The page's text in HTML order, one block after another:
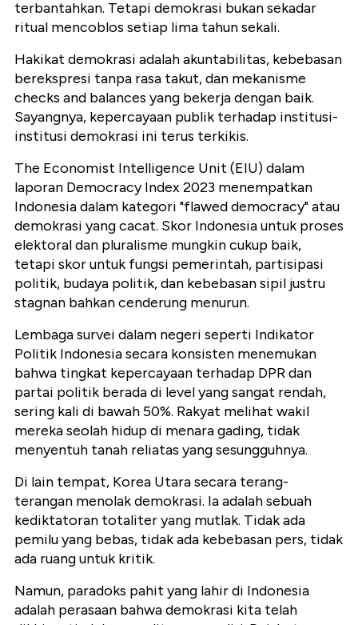
terbantahkan. Tetapi demokrasi bukan sekadar
ritual mencoblos setiap lima tahun sekali.
Hakikat demokrasi adalah akuntabilitas, kebebasan
berekspresi tanpa rasa takut, dan mekanisme
checks and balances yang bekerja dengan baik.
Sayangnya, kepercayaan publik terhadap institusi-
institusi demokrasi ini terus terkikis.
The Economist Intelligence Unit (EIU) dalam
laporan Democracy Index 2023 menempatkan
Indonesia dalam kategori "flawed democracy" atau
demokrasi yang cacat. Skor Indonesia untuk proses
elektoral dan pluralisme mungkin cukup baik,
tetapi skor untuk fungsi pemerintah, partisipasi
politik, budaya politik, dan kebebasan sipil justru
stagnan bahkan cenderung menurun.
Lembaga survei dalam negeri seperti Indikator
Politik Indonesia secara konsisten menemukan
bahwa tingkat kepercayaan terhadap DPR dan
partai politik berada di level yang sangat rendah,
sering kali di bawah 50%. Rakyat melihat wakil
mereka seolah hidup di menara gading, tidak
menyentuh tanah reliatas yang sesungguhnya.
Di lain tempat, Korea Utara secara terang-
terangan menolak demokrasi. Ia adalah sebuah
kediktatoran totaliter yang mutlak. Tidak ada
pemilu yang bebas, tidak ada kebebasan pers, tidak
ada ruang untuk kritik.
Namun, paradoks pahit yang lahir di Indonesia
adalah perasaan bahwa demokrasi kita telah